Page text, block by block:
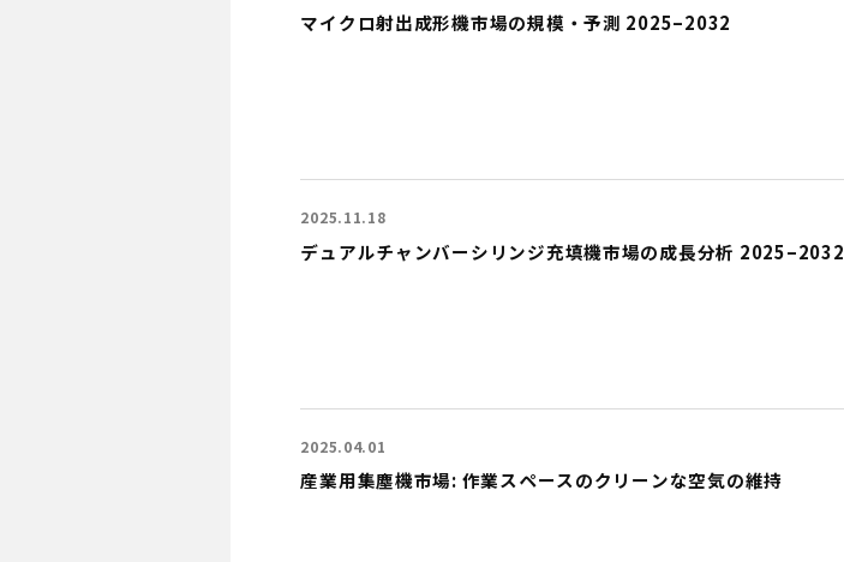
マイクロ射出成形機市場の規模・予測 2025–2032
デュアルチャンバーシリンジ充填機市場の成長分析 2025–2032
2025.11.18
産業用集塵機市場: 作業スペースのクリーンな空気の維持
2025.04.01